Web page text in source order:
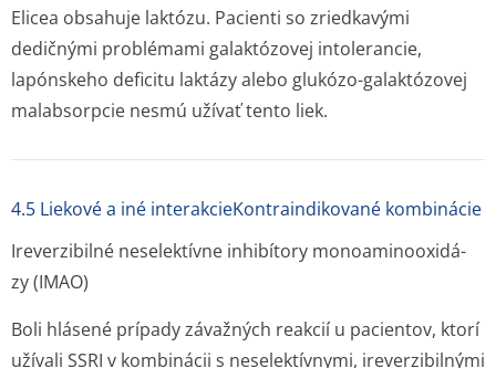
Elicea obsahuje laktózu. Pacienti so zriedkavými
dedičnými problémami galaktózovej intolerancie,
lapónskeho deficitu laktázy alebo glukózo-galaktózovej
malabsorpcie nesmú užívať tento liek.
4.5 Liekové a iné interakcieKontraindikované kombinácie
Ireverzibilné neselektívne inhibítory monoaminooxidá­
zy (IMAO)
Boli hlásené prípady závažných reakcií u pacientov, ktorí
užívali SSRI v kombinácii s neselektívnymi, ireverzibilnými